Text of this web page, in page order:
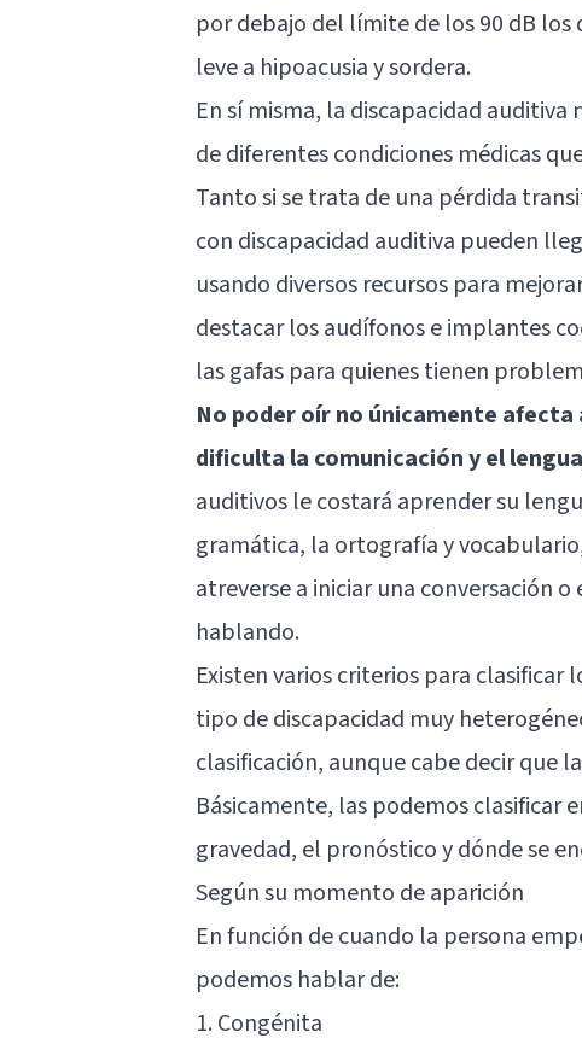
por debajo del límite de los 90 dB
leve a hipoacusia y sordera.
En sí misma, la discapacidad auditiva
de diferentes condiciones médicas
Tanto si se trata de una pérdida
con discapacidad auditiva pueden
usando diversos recursos para
destacar los audífonos e implantes
las gafas para quienes tienen
No poder oír no únicamente afecta
dificulta la comunicación y el
auditivos le costará aprender su
gramática, la ortografía y
atreverse a iniciar una conversación
hablando.
Existen varios criterios para clasificar
tipo de discapacidad muy
clasificación, aunque cabe decir que
Básicamente, las podemos clasificar
gravedad, el pronóstico y dónde se
Según su momento de aparición
En función de cuando la persona
podemos hablar de:
1. Congénita